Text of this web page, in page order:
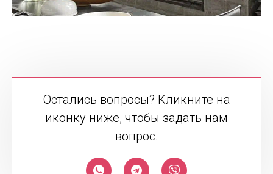
Остались вопросы? Кликните на
иконку ниже, чтобы задать нам
вопрос.